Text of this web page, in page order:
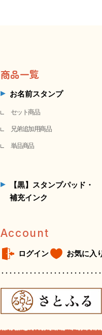
商品一覧
お名前スタンプ
セット商品
兄弟追加用商品
単品商品
【黒】スタンプパッド・
補充インク
Account
ログイン お気に入